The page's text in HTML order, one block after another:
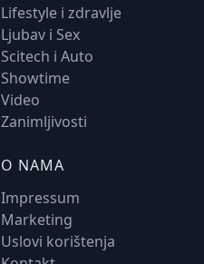
Lifestyle i zdravlje
Ljubav i Sex
Scitech i Auto
Showtime
Video
Zanimljivosti
O NAMA
Impressum
Marketing
Uslovi korištenja